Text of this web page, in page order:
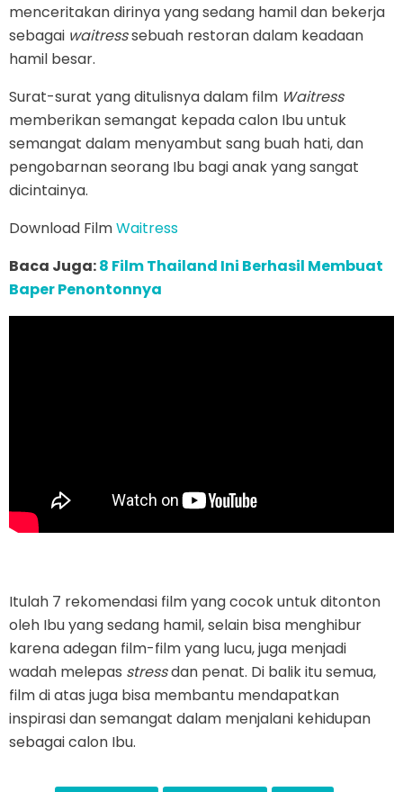
menceritakan dirinya yang sedang hamil dan bekerja
sebagai waitresssebuah restoran dalam keadaan
hamil besar.
Surat-surat yang ditulisnya dalam film Waitress
memberikan semangat kepada calon Ibu untuk
semangat dalam menyambut sang buah hati, dan
pengobarnan seorang Ibu bagi anak yang sangat
dicintainya.
Download FilmWaitress
Baca Juga:8 Film Thailand Ini Berhasil Membuat
Baper Penontonnya
Itulah 7 rekomendasi film yang cocok untuk ditonton
oleh Ibu yang sedang hamil, selain bisa menghibur
karena adegan film-film yang lucu, juga menjadi
wadah melepas stressdan penat. Di balik itu semua,
film di atas juga bisa membantu mendapatkan
inspirasi dan semangat dalam menjalani kehidupan
sebagai calon Ibu.